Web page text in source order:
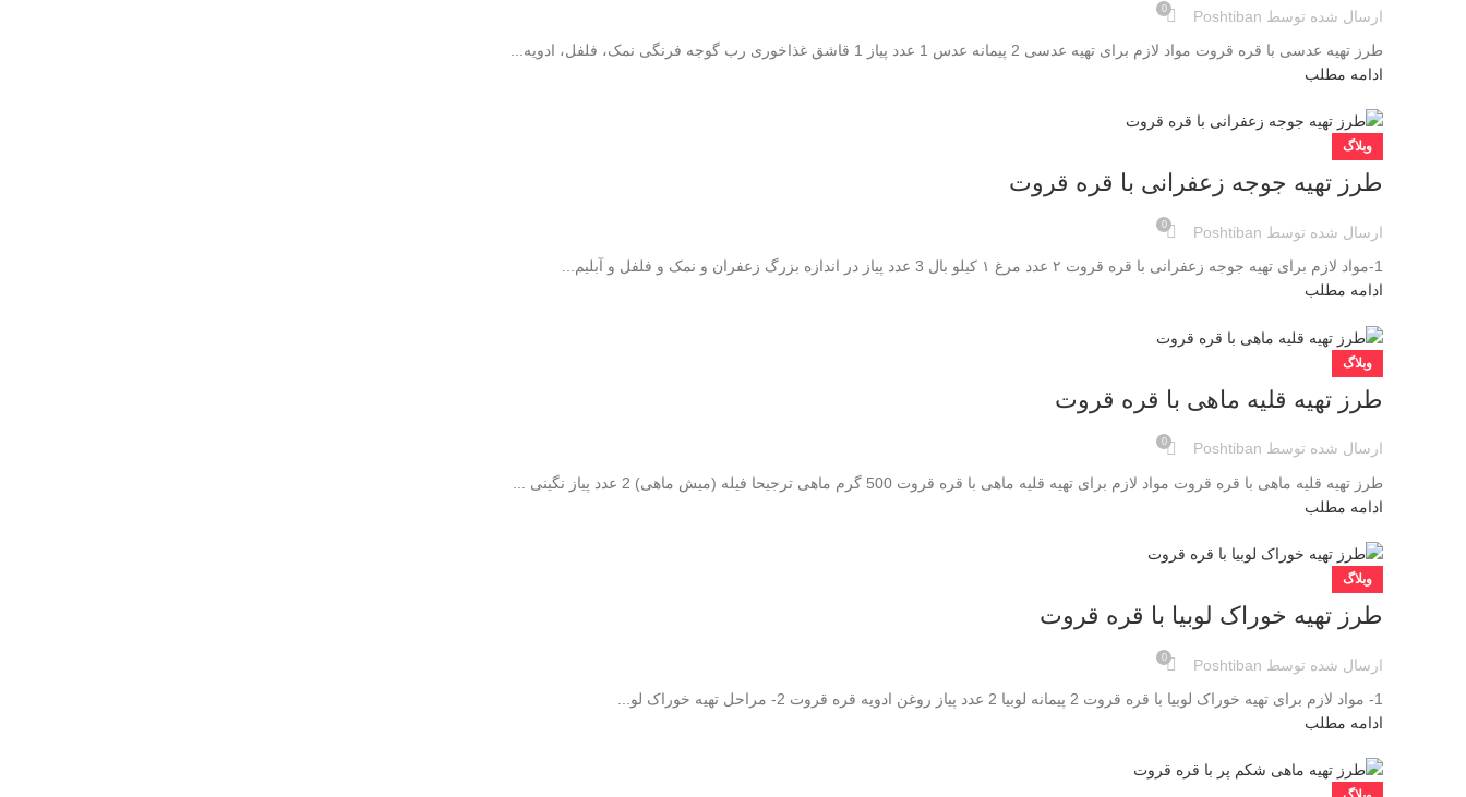
ارسال شده توسط Poshtiban
0
طرز تهیه عدسی با قره قروت مواد لازم برای تهیه عدسی 2 پیمانه عدس 1 عدد پیاز 1 قاشق غذاخوری رب گوجه فرنگی نمک، فلفل، ادویه...
ادامه مطلب
وبلاگ
طرز تهیه جوجه زعفرانی با قره قروت
ارسال شده توسط Poshtiban
0
1-مواد لازم برای تهیه جوجه زعفرانی با قره قروت ۲ عدد مرغ ۱ کیلو بال 3 عدد پیاز در اندازه بزرگ زعفران و نمک و فلفل و آبلیم...
ادامه مطلب
وبلاگ
طرز تهیه قلیه ماهی با قره قروت
ارسال شده توسط Poshtiban
0
طرز تهیه قلیه ماهی با قره قروت مواد لازم برای تهیه قلیه ماهی با قره قروت 500 گرم ماهی ترجیحا فیله (میش ماهی) 2 عدد پیاز نگینی ...
ادامه مطلب
وبلاگ
طرز تهیه خوراک لوبیا با قره قروت
ارسال شده توسط Poshtiban
0
1- مواد لازم برای تهیه خوراک لوبیا با قره قروت 2 پیمانه لوبیا 2 عدد پیاز روغن ادویه قره قروت 2- مراحل تهیه خوراک لو...
ادامه مطلب